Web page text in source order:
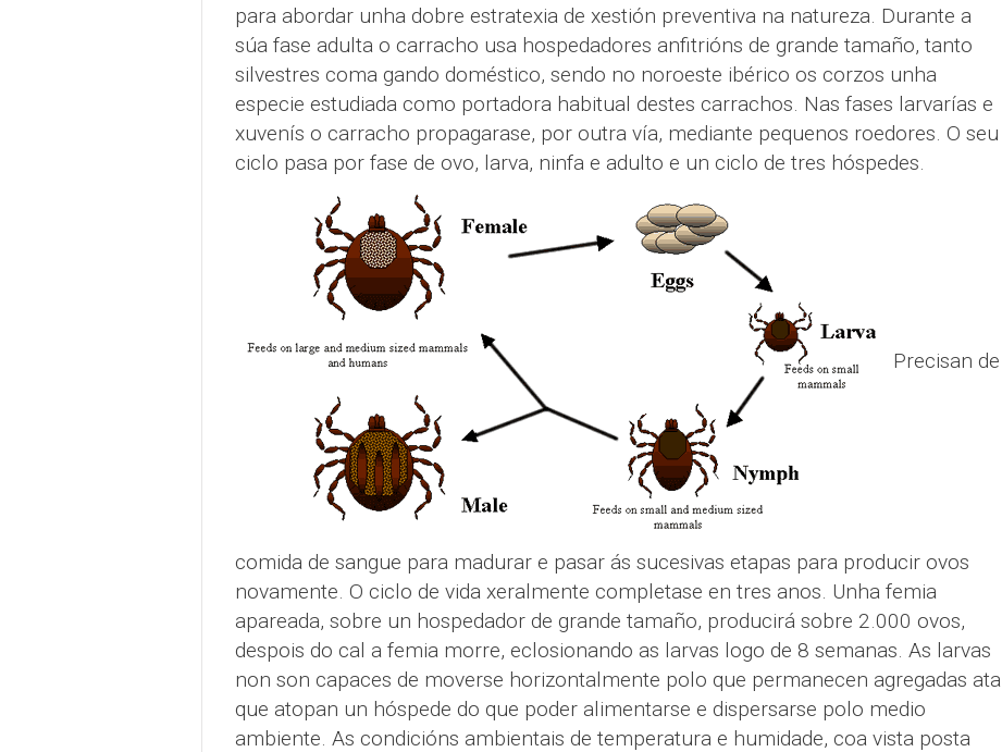
para abordar unha dobre estratexia de xestión preventiva na natureza. Durante a
súa fase adulta o carracho usa hospedadores anfitrións de grande tamaño, tanto
silvestres coma gando doméstico, sendo no noroeste ibérico os corzos unha
especie estudiada como portadora habitual destes carrachos. Nas fases larvarías e
xuvenís o carracho propagarase, por outra vía, mediante pequenos roedores. O seu
ciclo pasa por fase de ovo, larva, ninfa e adulto e un ciclo de tres hóspedes.
Precisan de
comida de sangue para madurar e pasar ás sucesivas etapas para producir ovos
novamente. O ciclo de vida xeralmente completase en tres anos. Unha femia
apareada, sobre un hospedador de grande tamaño, producirá sobre 2.000 ovos,
despois do cal a femia morre, eclosionando as larvas logo de 8 semanas. As larvas
non son capaces de moverse horizontalmente polo que permanecen agregadas ata
que atopan un hóspede do que poder alimentarse e dispersarse polo medio
ambiente. As condicións ambientais de temperatura e humidade, coa vista posta